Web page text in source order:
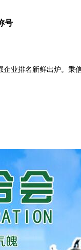
号
业排名新鲜出炉。